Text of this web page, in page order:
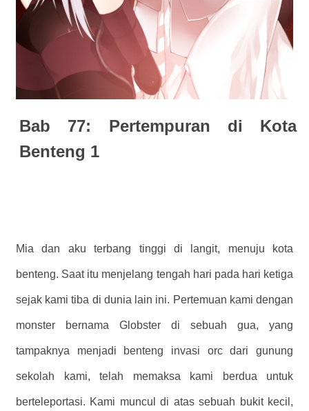
Bab 77: Pertempuran di Kota
Benteng 1
Mia dan aku terbang tinggi di langit, menuju kota
benteng. Saat itu menjelang tengah hari pada hari ketiga
sejak kami tiba di dunia lain ini. Pertemuan kami dengan
monster bernama Globster di sebuah gua, yang
tampaknya menjadi benteng invasi orc dari gunung
sekolah kami, telah memaksa kami berdua untuk
berteleportasi. Kami muncul di atas sebuah bukit kecil,